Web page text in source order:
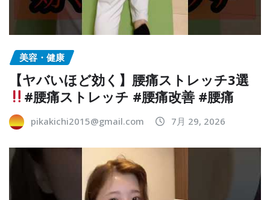
美容・健康
【ヤバいほど効く】腰痛ストレッチ3選
#腰痛ストレッチ #腰痛改善 #腰痛
pikakichi2015@gmail.com 7月 29, 2026